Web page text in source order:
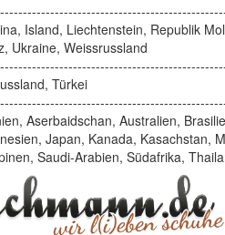
Island, Liechtenstein, Republik
Ukraine, Weissrussland
Türkei
Aserbaidschan, Australien,
Japan, Kanada, Kasachstan,
Saudi-Arabien, Südafrika,